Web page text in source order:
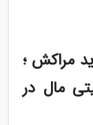
مراکش ؛
مال در